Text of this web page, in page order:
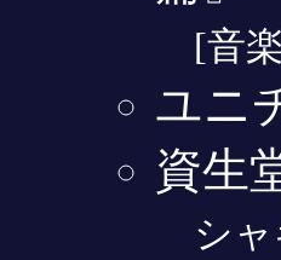
[音楽
ユニ
資生
シャ